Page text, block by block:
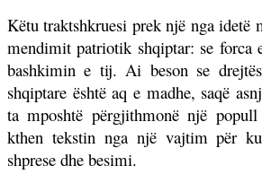
Këtu traktshkruesi prek një nga idetë
mendimit patriotik shqiptar: se forca
bashkimin e tij. Ai beson se
shqiptare është aq e madhe, saqë
ta mposhtë përgjithmonë një
kthen tekstin nga një vajtim për
shprese dhe besimi.